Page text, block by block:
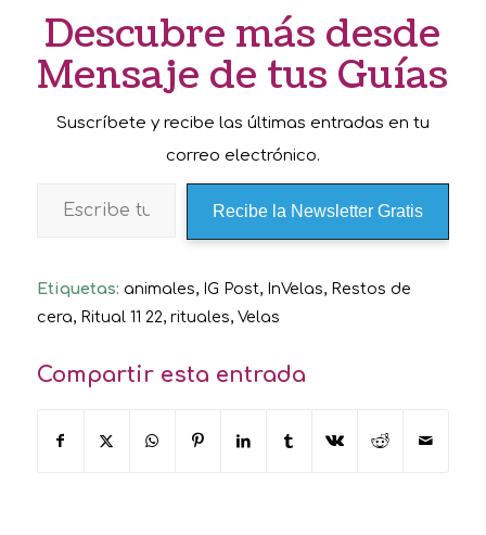
Descubre más desde
Mensaje de tus Guías
Suscríbete y recibe las últimas entradas en tu
correo electrónico.
Recibe la Newsletter Gratis
Etiquetas: animales, IG Post, InVelas, Restos de
cera, Ritual 11 22, rituales, Velas
Compartir esta entrada